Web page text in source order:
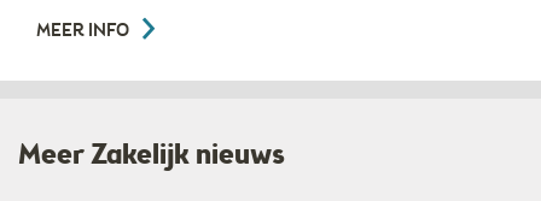
MEER INFO
Meer Zakelijk nieuws